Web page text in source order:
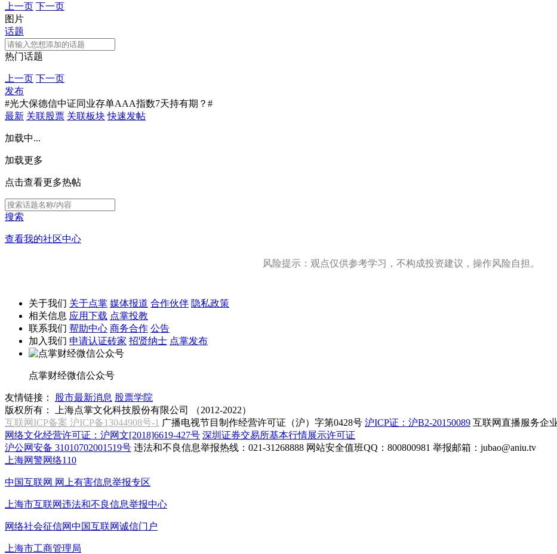
上一页 下一页
图片
话题
热门话题
上一页 下一页
发布
#光大保德信中证同业存单AAA指数7天持有期？#
最新 关联股票 关联板块 快速发帖
加载中...
加载更多
点击查看更多热帖
搜索
查看我的社区中心
风险提示：观点仅供参考学习，不构成投资建议，操作风险自担。
关于我们 关于点掌 媒体报道 合作伙伴 隐私政策
相关信息 应用下载 点掌投教
联系我们 帮助中心 商务合作 公告
加入我们 申请认证砖家 招贤纳士 点掌发布
点掌财经微信公众号
友情链接： 股市最新消息 股票学院
版权所有：
上海点掌文化科技股份有限公司 （2012-2022）
互联网ICP备案 沪ICP备13044908号-1 广播电视节目制作经营许可证（沪）字第0428号 沪ICP证：沪B2-20150089 互联网直播服务企
网络文化经营许可证：沪网文[2018]6619-427号 深圳证券交易所基本行情展示许可证
沪公网安备 31010702001519号 违法和不良信息举报热线：021-31268888 网站安全值班QQ：800800981 举报邮箱： jubao@aniu.tv
上海网警网络110
中国互联网 网上有害信息举报专区
上海市互联网违法和不良信息举报中心
网络社会征信网中国互联网诚信门户
上海市工商管理局